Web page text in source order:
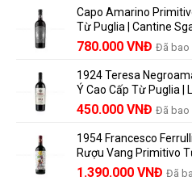
lựa
chọn
đáng
nhãn
rượu
vang
và
người
vang
nên
biết
Được
Bao
Lâu?
Lưu
Trữ
Và
Thành
Capo Amarino
Từ Puglia | Cantine
Giá
là:
858.000 VNĐ.
780.000 VNĐ Giá
tại
là:
Đã bao
1924 Teresa
Ý Cao Cấp Từ Puglia |
Giá
là:
495.000 VNĐ.
450.000 VNĐ Giá
tại
là:
Đã bao
1954 Francesco
Rượu Vang Primitivo
Giá
1.390.000 VNĐ Giá
Đã